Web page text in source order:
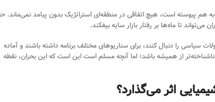
پیوسته است، هیچ اتفاقی در منطقه‌ای استراتژیک بدون پیامد نمی‌ماند.
تا ماه‌ها بر رفتار بازار سایه بیفکند.
سیاسی را دنبال کنند، برای سناریوهای مختلف برنامه داشته باشند و آماده
از همیشه باشد؛ اما آنچه مسلم است این است که این بحران، نقطه
اثر می‌گذارد؟